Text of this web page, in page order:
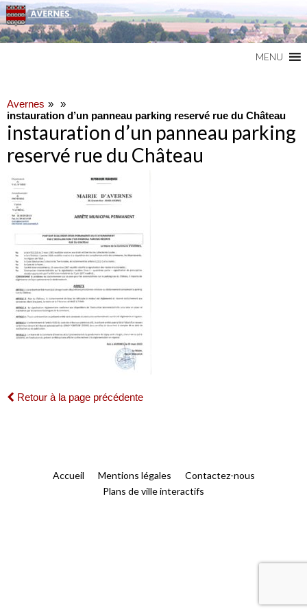
MENU
Avernes
instauration d’un panneau parking reservé rue du Château
instauration d’un panneau parking
reservé rue du Château
Retour à la page précédente
Accueil Mentions légales
Contactez-nous
Plans de ville interactifs